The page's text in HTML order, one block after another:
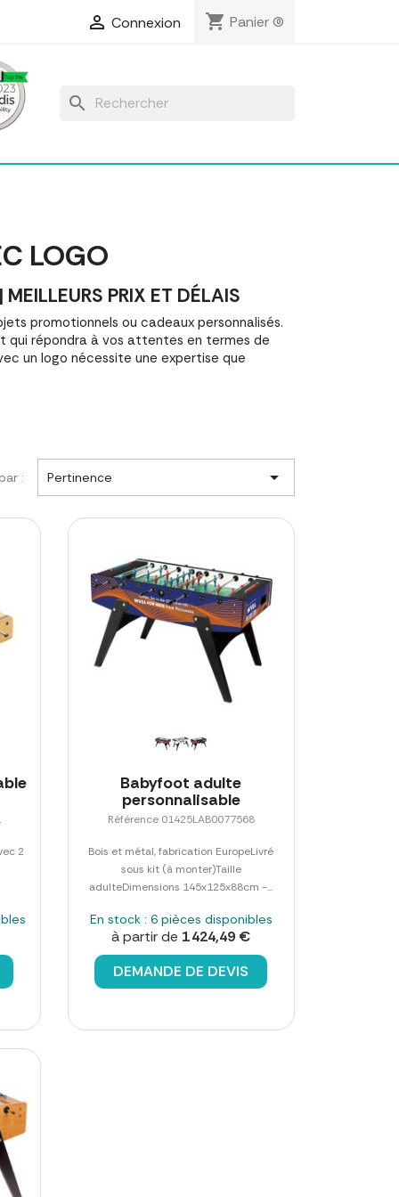
 Connexion shopping_cart Panier(0)
search
LOGO
PRIX ET DÉLAIS
promotionnels ou cadeaux personnalisés.
répondra à vos attentes en termes de
un logo nécessite une expertise que
: Pertinence 
2
Babyfoot adulte
personnalisable
Référence 01425LAB0077568
Bois et métal, fabrication EuropeLivré
sous kit (à monter)Taille
adulteDimensions 145x125x88cm -...
En stock : 6 pièces disponibles
à partir de 1 424,49 €
DEMANDE DE DEVIS